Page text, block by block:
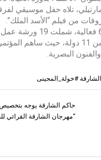
مارتيلي، تلاه حفل
من فيلم “الأسد الملك”.
تفاعلية، و3 حفلات موسيقية، بمشاركة أكثر
البصرية.
#خولة_المجينى
“مهرجان الشارقة القرائي